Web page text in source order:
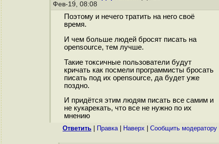
Фев-19, 08:08
Поэтому и нечего тратить на него своё
время.
И чем больше людей бросят писать на
opensource, тем лучше.
Такие токсичные пользователи будут
кричать как посмели программисты бросать
писать под их opensource, да будет уже
поздно.
И придётся этим людям писать все самим и
не кукарекать, что все не нужно по их
мнению
Ответить Правка| Наверх Cообщить модератору